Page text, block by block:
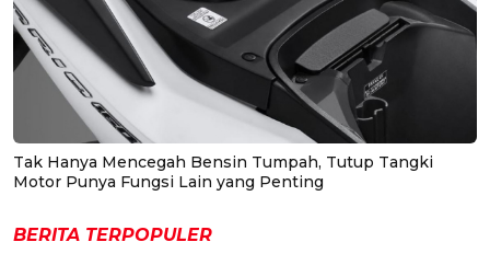
Tak Hanya Mencegah Bensin Tumpah, Tutup Tangki
Motor Punya Fungsi Lain yang Penting
BERITA TERPOPULER